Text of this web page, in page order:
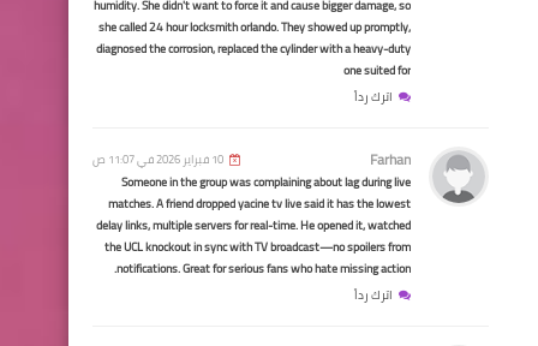
اخبار العامة
الأسواق العراقية
اخبارالطقس
humidity. She didn't want to force it and cause bigger damage, so
she called 24 hour locksmith orlando. They showed up promptly,
diagnosed the corrosion, replaced the cylinder with a heavy-duty
one suited for
اترك رداً
Farhan 10 فبراير 2026 في 11:07 ص
Someone in the group was complaining about lag during live
matches. A friend dropped yacine tv live said it has the lowest
delay links, multiple servers for real-time. He opened it, watched
the UCL knockout in sync with TV broadcast—no spoilers from
notifications. Great for serious fans who hate missing action.
اترك رداً